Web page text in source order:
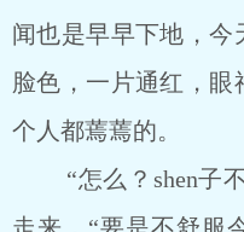
闻也是早早下地，今
脸色，一片通红，
个人都蔫蔫的。
“怎么？shen子不